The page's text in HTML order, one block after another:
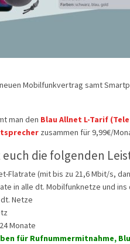
Mobilfunkvertrag samt
man den Blau Allnet L-Tarif
zusammen für 9,99€/
die folgenden
Flatrate (mit bis zu 21,6 Mbit/s,
in alle dt. Mobilfunknetze und
Netze
24 Monate
für Rufnummermitnahme,